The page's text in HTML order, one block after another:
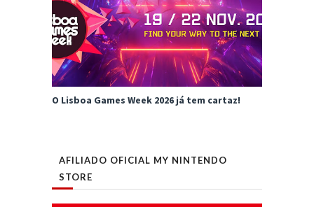
O Lisboa Games Week 2026 já tem cartaz!
AFILIADO OFICIAL MY NINTENDO
STORE